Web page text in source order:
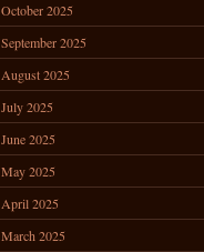
October 2025
September 2025
August 2025
July 2025
June 2025
May 2025
April 2025
March 2025